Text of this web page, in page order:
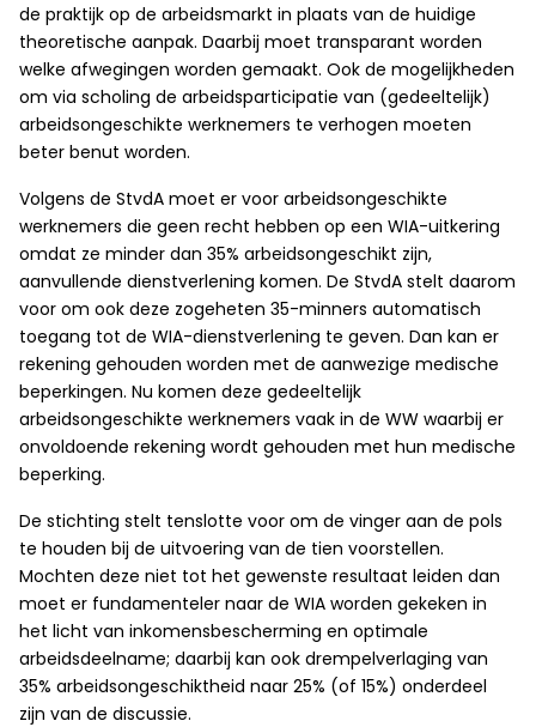
de praktijk op de arbeidsmarkt in plaats van de huidige
theoretische aanpak. Daarbij moet transparant worden
welke afwegingen worden gemaakt. Ook de mogelijkheden
om via scholing de arbeidsparticipatie van (gedeeltelijk)
arbeidsongeschikte werknemers te verhogen moeten
beter benut worden.
Volgens de StvdA moet er voor arbeidsongeschikte
werknemers die geen recht hebben op een WIA-uitkering
omdat ze minder dan 35% arbeidsongeschikt zijn,
aanvullende dienstverlening komen. De StvdA stelt daarom
voor om ook deze zogeheten 35-minners automatisch
toegang tot de WIA-dienstverlening te geven. Dan kan er
rekening gehouden worden met de aanwezige medische
beperkingen. Nu komen deze gedeeltelijk
arbeidsongeschikte werknemers vaak in de WW waarbij er
onvoldoende rekening wordt gehouden met hun medische
beperking.
De stichting stelt tenslotte voor om de vinger aan de pols
te houden bij de uitvoering van de tien voorstellen.
Mochten deze niet tot het gewenste resultaat leiden dan
moet er fundamenteler naar de WIA worden gekeken in
het licht van inkomensbescherming en optimale
arbeidsdeelname; daarbij kan ook drempelverlaging van
35% arbeidsongeschiktheid naar 25% (of 15%) onderdeel
zijn van de discussie.